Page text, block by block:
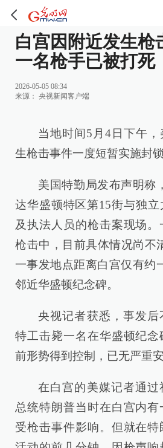
白宫因附近发生枪
一名枪手已被打死
2026-05-05 08:34
来源： 央视新闻客户端
当地时间5月4日下午
生枪击事件一度短暂实施封锁
美国特勤局发布声明称
达华盛顿特区第15街与独
及执法人员的枪击案现场
枪击中，目前具体情况尚不
一事发地点距离白宫仅有约
邻近华盛顿纪念碑。
央视记者获悉，事发后
特工击毙一名在华盛顿纪念
前形势得到控制，已无严重安
在白宫的美媒记者通过
总统特朗普当时在白宫内
受枪击事件影响。但就在